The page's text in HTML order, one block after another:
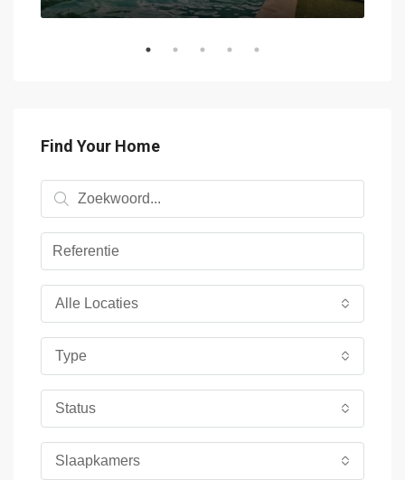
Find Your Home
Alle Locaties
Type
Status
Slaapkamers